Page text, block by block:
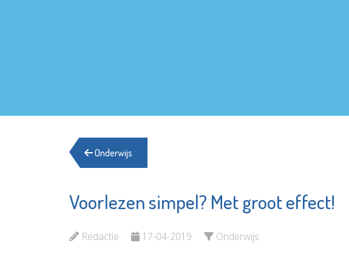
Onderwijs
Voorlezen simpel? Met groot effect!
Redactie 17-04-2019 Onderwijs
Vlaardingen
Bekijk de pagina
Makelaardij Thuis
Bekijk de pagina